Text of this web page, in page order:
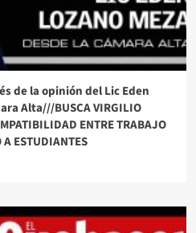
de la opinión del Lic Eden
Alta///BUSCA VIRGILIO
ENTRE TRABAJO
A ESTUDIANTES